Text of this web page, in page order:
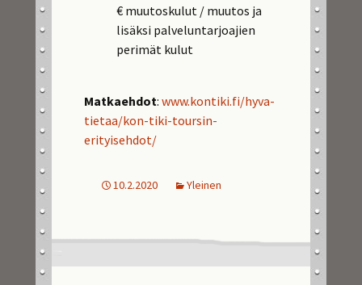
€ muutoskulut / muutos ja
lisäksi palveluntarjoajien
perimät kulut
Matkaehdot:www.kontiki.fi/hyva-
tietaa/kon-tiki-toursin-
erityisehdot/
10.2.2020 Yleinen